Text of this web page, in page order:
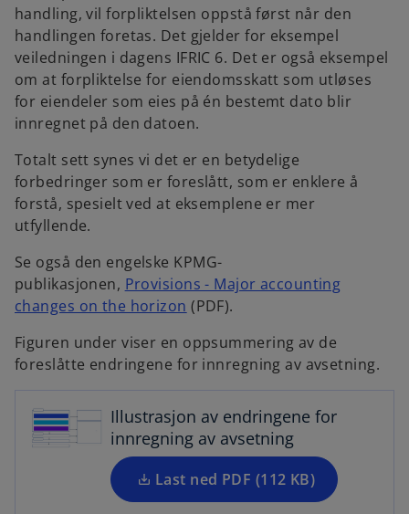
handling, vil forpliktelsen oppstå først når den
handlingen foretas. Det gjelder for eksempel
veiledningen i dagens IFRIC 6. Det er også eksempel
om at forpliktelse for eiendomsskatt som utløses
for eiendeler som eies på én bestemt dato blir
innregnet på den datoen.
Totalt sett synes vi det er en betydelige
forbedringer som er foreslått, som er enklere å
forstå, spesielt ved at eksemplene er mer
utfyllende.
Se også den engelske KPMG-
publikasjonen, Provisions - Major accounting
changes on the horizon o
e
n
i
n
a
n
e
(PDF).
Figuren under viser en oppsummering av de
foreslåtte endringene for innregning av avsetning.
Illustrasjon av endringene for
innregning av avsetning
Last ned PDF (112 KB)
p
e
s
i
n
a
n